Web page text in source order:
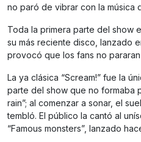
no paró de vibrar con la música
Toda la primera parte del show
su más reciente disco, lanzado
provocó que los fans no
La ya clásica “Scream!” fue la
parte del show que no formaba
rain”; al comenzar a sonar, el
tembló. El público la cantó al
“Famous monsters”, lanzado